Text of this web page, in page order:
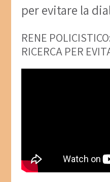
per evitare la
RENE
RICERCA PER